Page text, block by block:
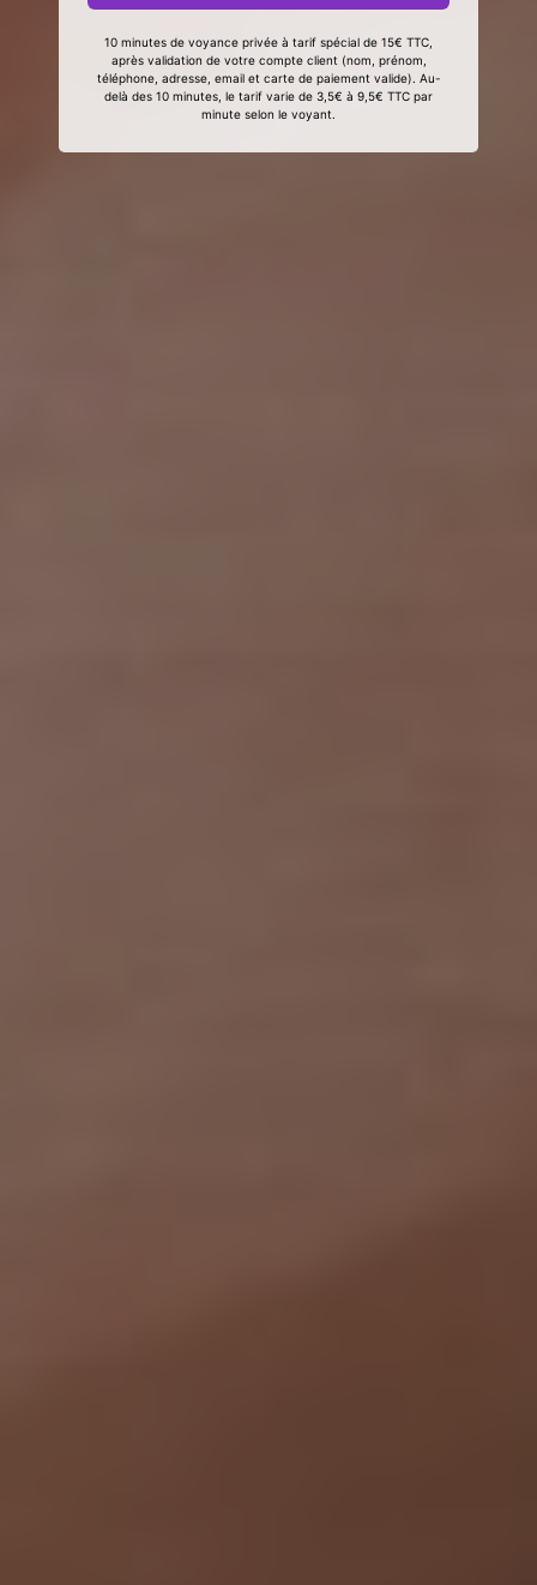
10 minutes de voyance privée à tarif spécial de 15€ TTC,
après validation de votre compte client (nom, prénom,
téléphone, adresse, email et carte de paiement valide). Au-
delà des 10 minutes, le tarif varie de 3,5€ à 9,5€ TTC par
minute selon le voyant.